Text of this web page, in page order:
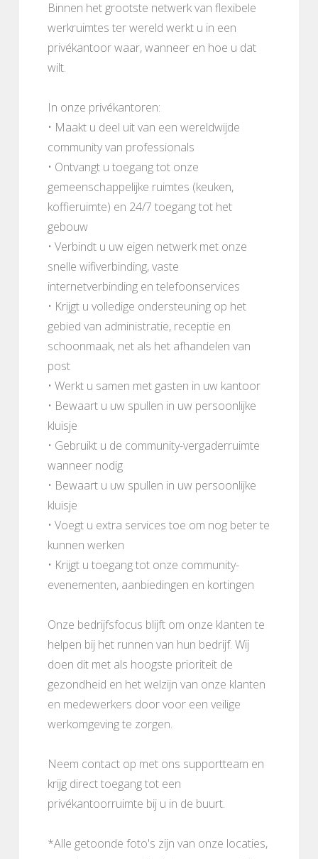
Binnen het grootste netwerk van flexibele
werkruimtes ter wereld werkt u in een
privékantoor waar, wanneer en hoe u dat
wilt.
In onze privékantoren:
• Maakt u deel uit van een wereldwijde
community van professionals
• Ontvangt u toegang tot onze
gemeenschappelijke ruimtes (keuken,
koffieruimte) en 24/7 toegang tot het
gebouw
• Verbindt u uw eigen netwerk met onze
snelle wifiverbinding, vaste
internetverbinding en telefoonservices
• Krijgt u volledige ondersteuning op het
gebied van administratie, receptie en
schoonmaak, net als het afhandelen van
post
• Werkt u samen met gasten in uw kantoor
• Bewaart u uw spullen in uw persoonlijke
kluisje
• Gebruikt u de community-vergaderruimte
wanneer nodig
• Bewaart u uw spullen in uw persoonlijke
kluisje
• Voegt u extra services toe om nog beter te
kunnen werken
• Krijgt u toegang tot onze community-
evenementen, aanbiedingen en kortingen
Onze bedrijfsfocus blijft om onze klanten te
helpen bij het runnen van hun bedrijf. Wij
doen dit met als hoogste prioriteit de
gezondheid en het welzijn van onze klanten
en medewerkers door voor een veilige
werkomgeving te zorgen.
Neem contact op met ons supportteam en
krijg direct toegang tot een
privékantoorruimte bij u in de buurt.
*Alle getoonde foto's zijn van onze locaties,